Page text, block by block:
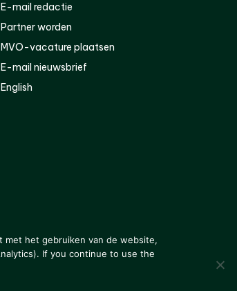
E-mail redactie
Partner worden
MVO-vacature plaatsen
E-mail nieuwsbrief
English
met het gebruiken van de website,
If you continue to use the